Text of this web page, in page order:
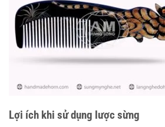
Lợi ích khi sử dụng lược sừng